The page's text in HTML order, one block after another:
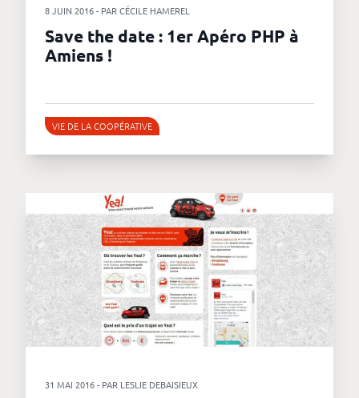
8 JUIN 2016 - PAR CÉCILE HAMEREL
Save the date : 1er Apéro PHP à
Amiens !
VIE DE LA COOPÉRATIVE
31 MAI 2016 - PAR LESLIE DEBAISIEUX